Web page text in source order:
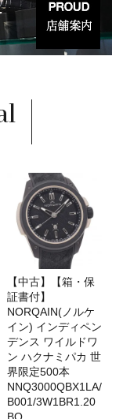
【中古】【箱・保
証書付】
NORQAIN(ノルケ
イン) インディペン
デンス ワイルドワ
ン ハクナミパカ 世
界限定500本
NNQ3000QBX1LA/
B001/3W1BR1.20